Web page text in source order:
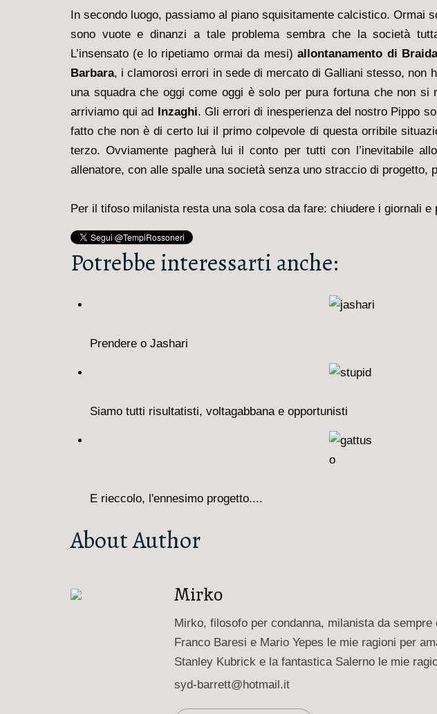
In secondo luogo, passiamo al piano squisitamente calcistico. Ormai
sono vuote e dinanzi a tale problema sembra che la società
L’insensato (e lo ripetiamo ormai da mesi)allontanamento di
Barbara, i clamorosi errori in sede di mercato di Galliani stesso, non
una squadra che oggi come oggi è solo per pura fortuna che non
arriviamo qui ad Inzaghi. Gli errori di inesperienza del nostro Pippo
fatto che non è di certo lui il primo colpevole di questa orribile
terzo. Ovviamente pagherà lui il conto per tutti con l’inevitabile
allenatore, con alle spalle una società senza uno straccio di progetto,
Per il tifoso milanista resta una sola cosa da fare: chiudere i giornali
Potrebbe interessarti anche:
Prendere o Jashari
Siamo tutti risultatisti, voltagabbana e opportunisti
E rieccolo, l'ennesimo progetto....
About Author
Mirko
Mirko, filosofo per condanna, milanista da
Franco Baresi e Mario Yepes le mie ragioni per
Stanley Kubrick e la fantastica Salerno le mie
syd-barrett@hotmail.it